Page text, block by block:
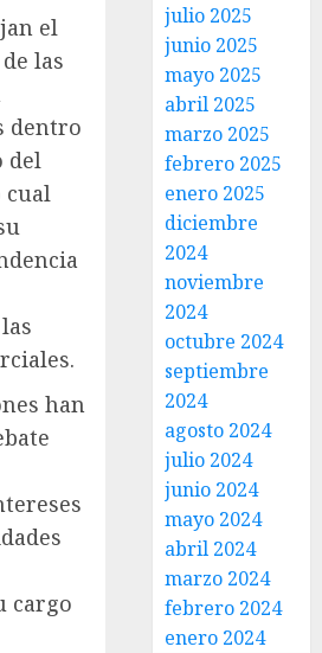
el
las
dentro
del
cual
han
cargo
julio 2025
junio 2025
mayo 2025
abril 2025
marzo 2025
febrero 2025
enero 2025
diciembre
2024
noviembre
2024
octubre 2024
septiembre
2024
agosto 2024
julio 2024
junio 2024
mayo 2024
abril 2024
marzo 2024
febrero 2024
enero 2024